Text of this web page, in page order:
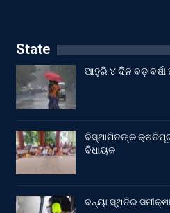
State
ଆହୁରି ୪ ଦିନ ବଡ଼
ବିସ୍ଥାପିତଙ୍କ
ବିଧାୟକ
ବନ୍ୟା ସ୍ଥିତିର